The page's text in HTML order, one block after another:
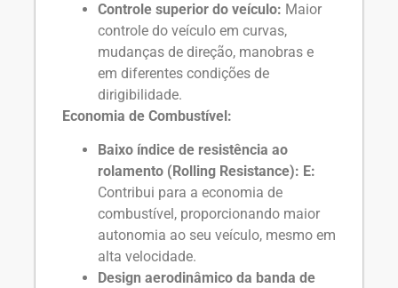
Controle superior do veículo: Maior
controle do veículo em curvas,
mudanças de direção, manobras e
em diferentes condições de
dirigibilidade.
Economia de Combustível:
Baixo índice de resistência ao
rolamento (Rolling Resistance): E:
Contribui para a economia de
combustível, proporcionando maior
autonomia ao seu veículo, mesmo em
alta velocidade.
Design aerodinâmico da banda de